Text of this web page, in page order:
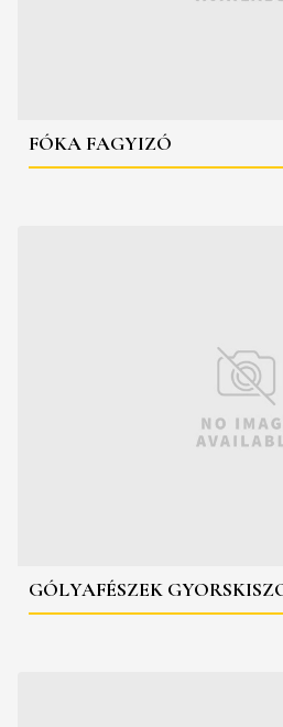
FÓKA FAGYIZÓ
GÓLYAFÉSZEK